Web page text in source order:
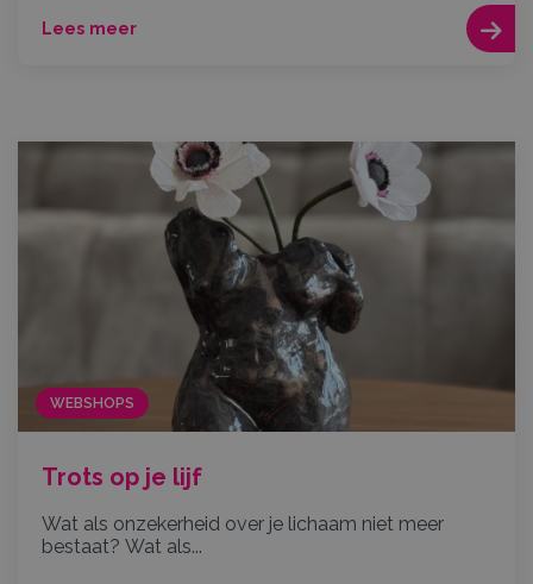
Lees meer
WEBSHOPS
Trots op je lijf
Wat als onzekerheid over je lichaam niet meer
bestaat? Wat als...